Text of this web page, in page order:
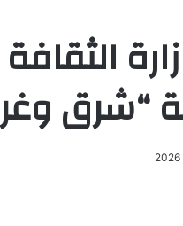
“شرق